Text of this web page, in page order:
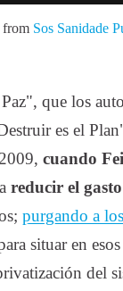
from Sos Sanidade
que los
es el
cuando
reducir el
purgando a
situar en
del